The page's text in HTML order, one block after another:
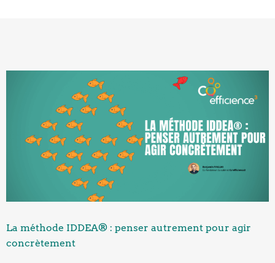
La méthode IDDEA® : penser autrement pour agir
concrètement